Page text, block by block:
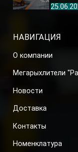
НАВИГАЦИЯ
О компании
Мегарыхлители
Новости
Доставка
Контакты
Номенклатура